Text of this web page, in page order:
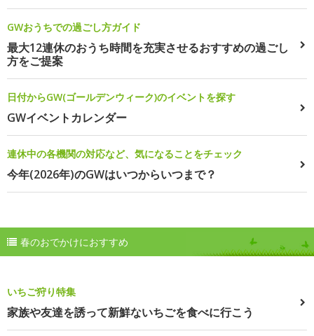
GWおうちでの過ごし方ガイド
最大12連休のおうち時間を充実させるおすすめの過ごし
方をご提案
日付からGW(ゴールデンウィーク)のイベントを探す
GWイベントカレンダー
連休中の各機関の対応など、気になることをチェック
今年(2026年)のGWはいつからいつまで？
春のおでかけにおすすめ
いちご狩り特集
家族や友達を誘って新鮮ないちごを食べに行こう